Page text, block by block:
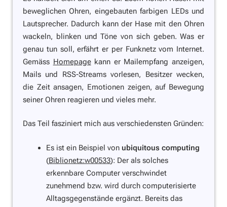
beweglichen Ohren, eingebauten farbigen LEDs und
Lautsprecher. Dadurch kann der Hase mit den Ohren
wackeln, blinken und Töne von sich geben. Was er
genau tun soll, erfährt er per Funknetz vom Internet.
Gemäss Homepagekann er Mailempfang anzeigen,
Mails und RSS-Streams vorlesen, Besitzer wecken,
die Zeit ansagen, Emotionen zeigen, auf Bewegung
seiner Ohren reagieren und vieles mehr.
Das Teil fasziniert mich aus verschiedensten Gründen:
Es ist ein Beispiel von ubiquitous computing
(Biblionetz:w00533): Der als solches
erkennbare Computer verschwindet
zunehmend bzw. wird durch computerisierte
Alltagsgegenstände ergänzt. Bereits das